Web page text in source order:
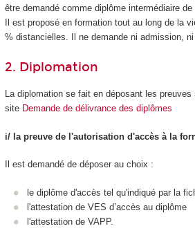
être demandé comme diplôme intermédiaire
Il est proposé en formation tout au long de la
% distancielles. Il ne demande ni admission,
2. Diplomation
La diplomation se fait en déposant les
site Demande de délivrance des diplômes
i/ la preuve de l'autorisation d'accès à la
Il est demandé de déposer au choix :
le diplôme d'accès tel qu'indiqué par la
l'attestation de VES d’accès au diplôme
l'attestation de VAPP.​​​​​